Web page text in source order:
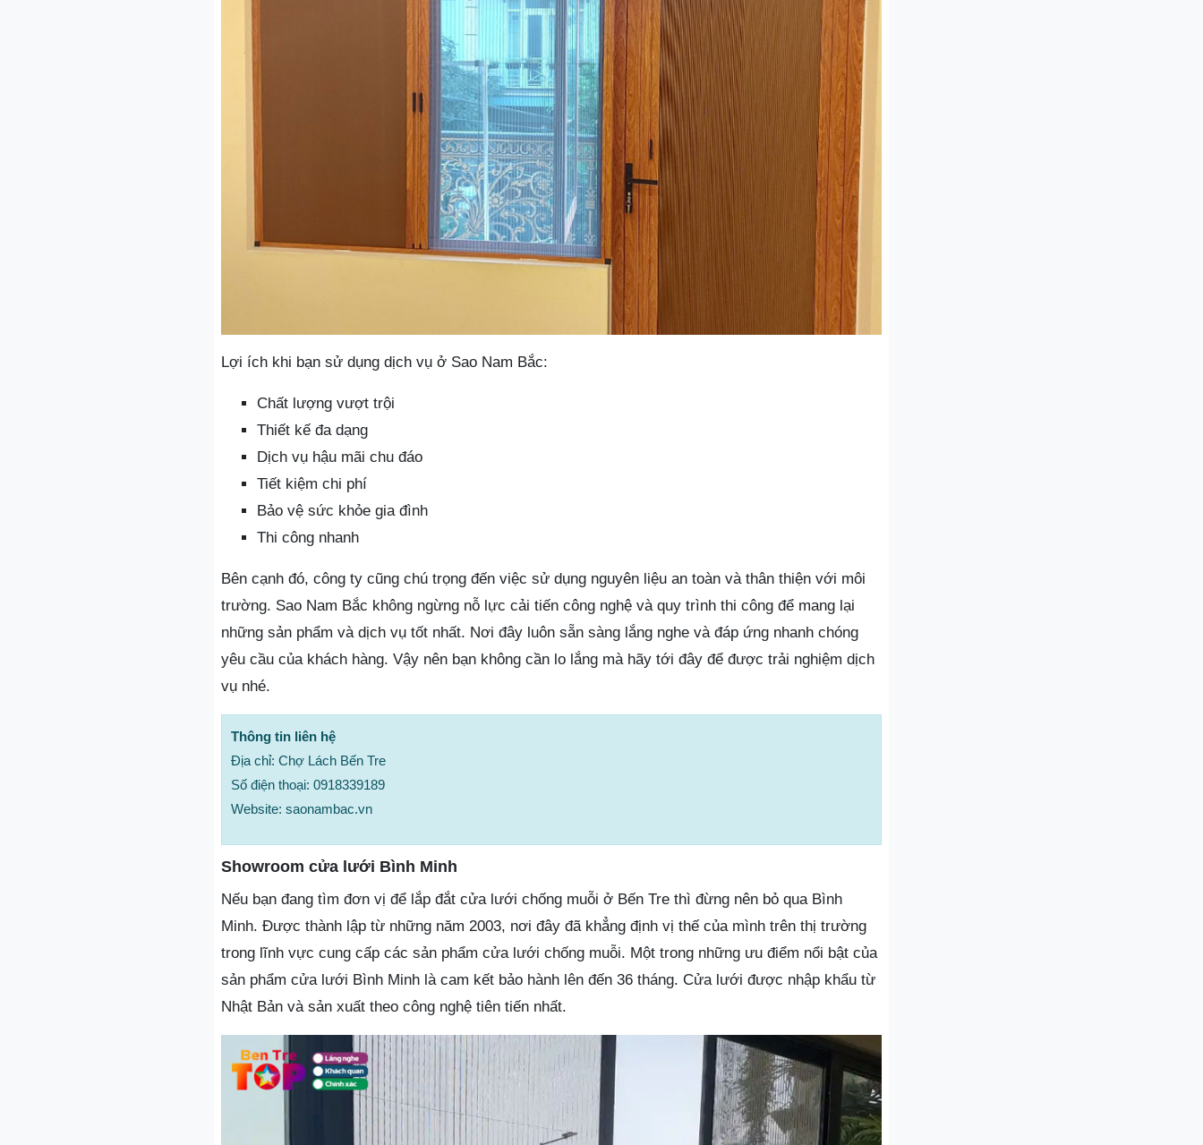
Lợi ích khi bạn sử dụng dịch vụ ở Sao Nam Bắc:
Chất lượng vượt trội
Thiết kế đa dạng
Dịch vụ hậu mãi chu đáo
Tiết kiệm chi phí
Bảo vệ sức khỏe gia đình
Thi công nhanh
Bên cạnh đó, công ty cũng chú trọng đến việc sử dụng nguyên liệu an toàn và thân thiện với môi
trường. Sao Nam Bắc không ngừng nỗ lực cải tiến công nghệ và quy trình thi công để mang lại
những sản phẩm và dịch vụ tốt nhất. Nơi đây luôn sẵn sàng lắng nghe và đáp ứng nhanh chóng
yêu cầu của khách hàng. Vậy nên bạn không cần lo lắng mà hãy tới đây để được trải nghiệm dịch
vụ nhé.
Thông tin liên hệ
Địa chỉ: Chợ Lách Bến Tre
Số điện thoại: 0918339189
Website: saonambac.vn
Showroom cửa lưới Bình Minh
Nếu bạn đang tìm đơn vị để lắp đắt cửa lưới chống muỗi ở Bến Tre thì đừng nên bỏ qua Bình
Minh. Được thành lập từ những năm 2003, nơi đây đã khẳng định vị thế của mình trên thị trường
trong lĩnh vực cung cấp các sản phẩm cửa lưới chống muỗi. Một trong những ưu điểm nổi bật của
sản phẩm cửa lưới Bình Minh là cam kết bảo hành lên đến 36 tháng. Cửa lưới được nhập khẩu từ
Nhật Bản và sản xuất theo công nghệ tiên tiến nhất.